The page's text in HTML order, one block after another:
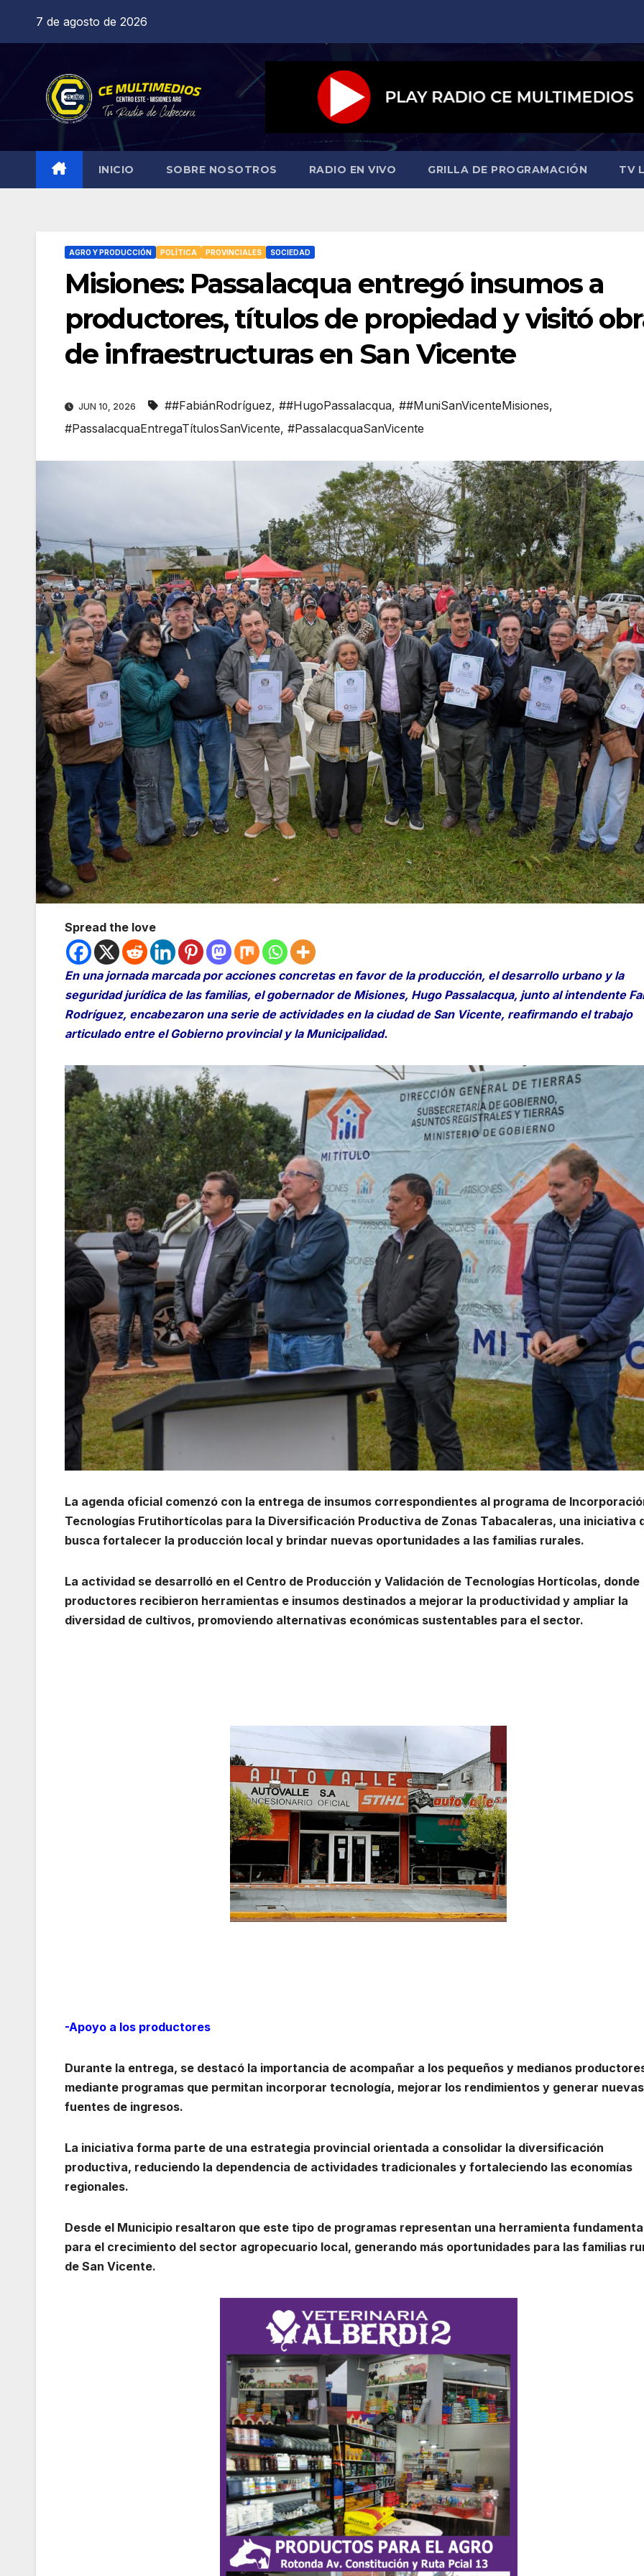
7 de agosto de 2026
INICIO SOBRE NOSOTROS RADIO EN VIVO GRILLA DE PROGRAMACIÓN TV
AGRO Y PRODUCCIÓN POLÍTICA PROVINCIALES SOCIEDAD
Misiones: Passalacqua entregó insumos a
productores, títulos de propiedad y visitó
de infraestructuras en San Vicente
JUN 10, 2026 ##FabiánRodríguez, ##HugoPassalacqua, ##MuniSanVicenteMisiones,
#PassalacquaEntregaTítulosSanVicente, #PassalacquaSanVicente
Spread the love
En una jornada marcada por acciones concretas en favor de la producción, el desarrollo urbano y la
seguridad jurídica de las familias, el gobernador de Misiones, Hugo Passalacqua, junto al intendente
Rodríguez, encabezaron una serie de actividades en la ciudad de San Vicente, reafirmando el trabajo
articulado entre el Gobierno provincial y la Municipalidad.
La agenda oficial comenzó con la entrega de insumos correspondientes al programa de
Tecnologías Frutihortícolas para la Diversificación Productiva de Zonas Tabacaleras, una iniciativa
busca fortalecer la producción local y brindar nuevas oportunidades a las familias rurales.
La actividad se desarrolló en el Centro de Producción y Validación de Tecnologías Hortícolas, donde
productores recibieron herramientas e insumos destinados a mejorar la productividad y ampliar la
diversidad de cultivos, promoviendo alternativas económicas sustentables para el sector.
-Apoyo a los productores
Durante la entrega, se destacó la importancia de acompañar a los pequeños y medianos
mediante programas que permitan incorporar tecnología, mejorar los rendimientos y generar nuevas
fuentes de ingresos.
La iniciativa forma parte de una estrategia provincial orientada a consolidar la diversificación
productiva, reduciendo la dependencia de actividades tradicionales y fortaleciendo las economías
regionales.
Desde el Municipio resaltaron que este tipo de programas representan una herramienta
para el crecimiento del sector agropecuario local, generando más oportunidades para las familias
de San Vicente.